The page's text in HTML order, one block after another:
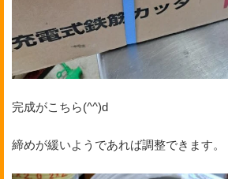
完成がこちら(^^)d
締めが緩いようであれば調整できます。